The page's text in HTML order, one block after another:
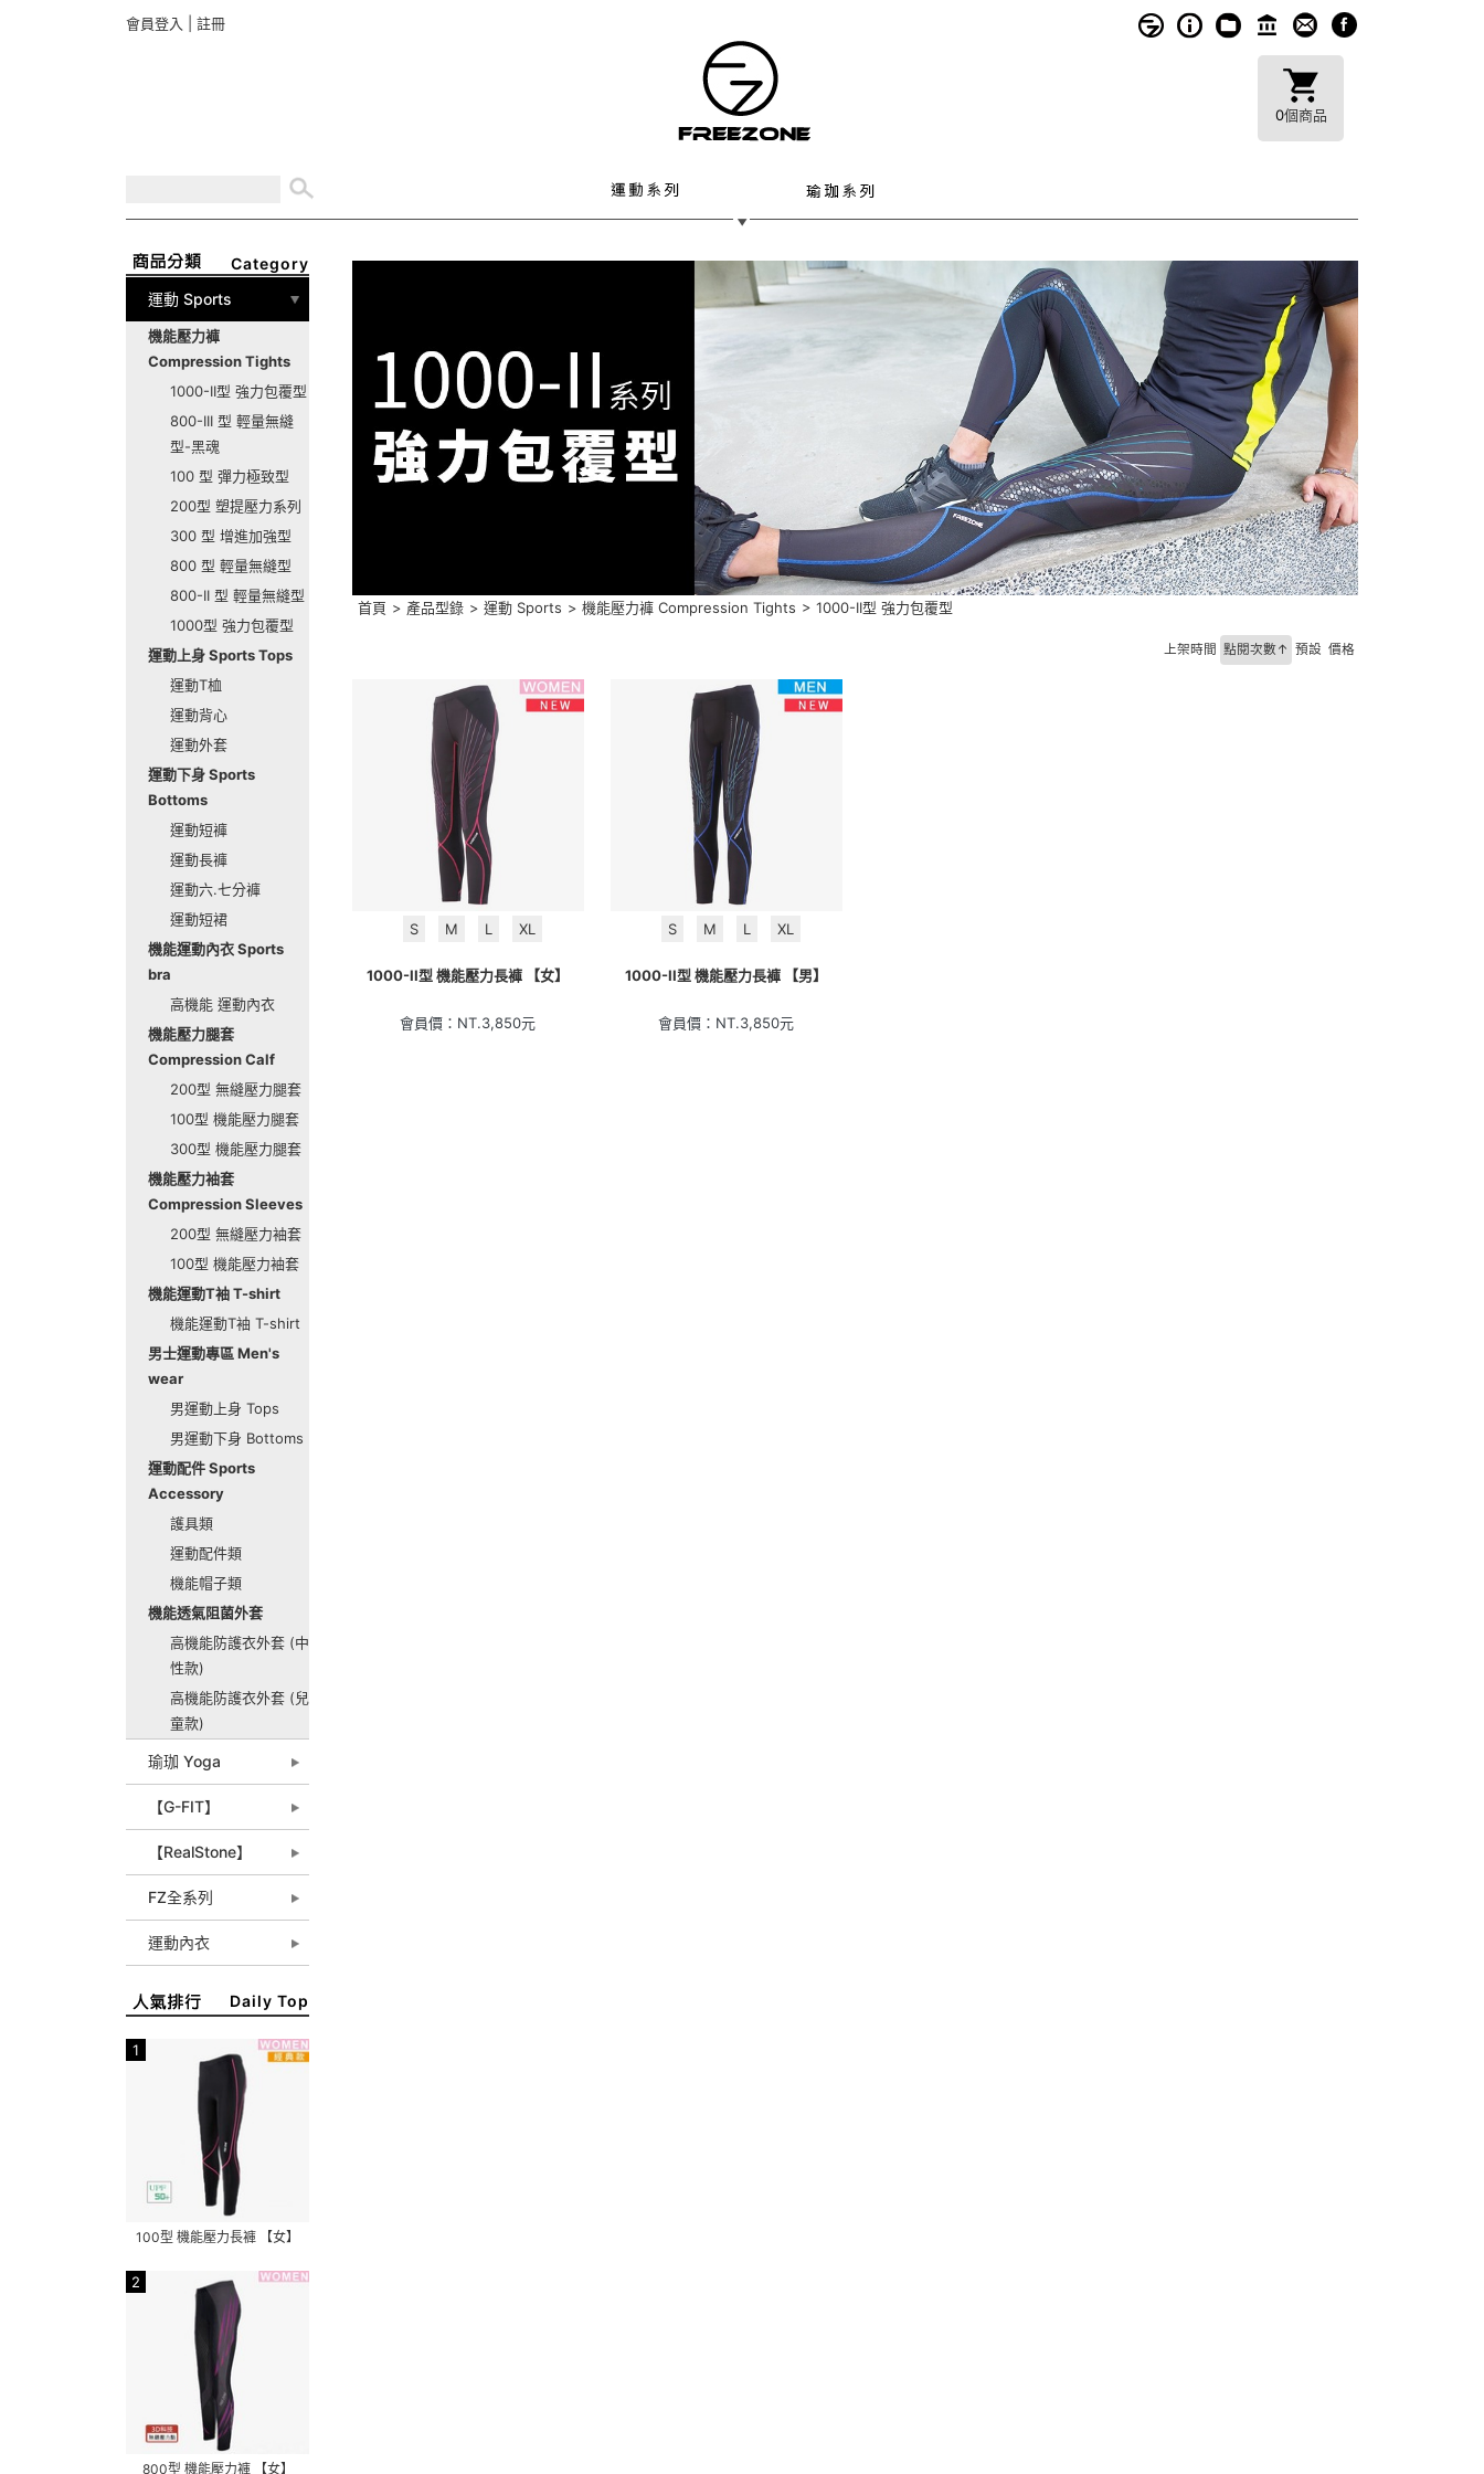
會員登入 註冊
0個商品
Category
運動 Sports
機能壓力褲
Compression Tights
1000-II型 強力包覆型
800-III 型 輕量無縫
型-黑魂
100 型 彈力極致型
200型 塑提壓力系列
300 型 增進加強型
800 型 輕量無縫型
800-II 型 輕量無縫型
1000型 強力包覆型
運動上身 Sports Tops
運動T桖
運動背心
運動外套
運動下身 Sports
Bottoms
運動短褲
運動長褲
運動六.七分褲
運動短裙
機能運動內衣 Sports
bra
高機能 運動內衣
機能壓力腿套
Compression Calf
200型 無縫壓力腿套
100型 機能壓力腿套
300型 機能壓力腿套
機能壓力袖套
Compression Sleeves
200型 無縫壓力袖套
100型 機能壓力袖套
機能運動T袖 T-shirt
機能運動T袖 T-shirt
男士運動專區 Men's
wear
男運動上身 Tops
男運動下身 Bottoms
運動配件 Sports
Accessory
護具類
運動配件類
機能帽子類
機能透氣阻菌外套
高機能防護衣外套 (中
性款)
高機能防護衣外套 (兒
童款)
瑜珈 Yoga
【G-FIT】
【RealStone】
FZ全系列
運動內衣
Daily Top
1
100型 機能壓力長褲 【女】
2
800型 機能壓力褲 【女】
首頁 > 產品型錄 > 運動 Sports > 機能壓力褲 Compression Tights > 1000-II型 強力包覆型
上架時間 點閱次數↑ 預設 價格
S M L XL
1000-II型 機能壓力長褲 【女】
會員價： NT.3,850元
S M L XL
1000-II型 機能壓力長褲 【男】
會員價： NT.3,850元